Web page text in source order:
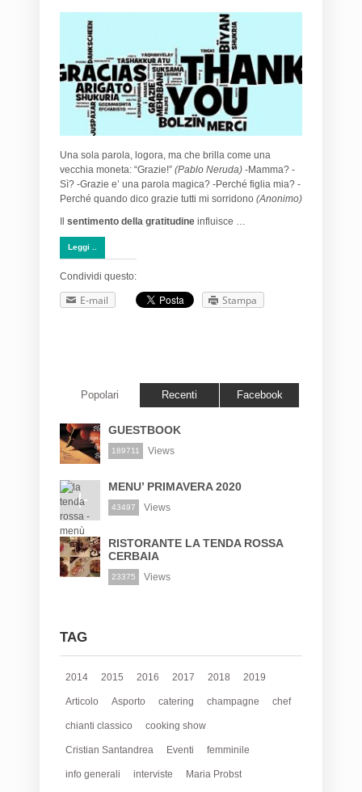
Una sola parola, logora, ma che brilla come una
vecchia moneta: “Grazie!” (Pablo Neruda) -Mamma? -
Sì? -Grazie e’ una parola magica? -Perché figlia mia? -
Perché quando dico grazie tutti mi sorridono (Anonimo)
Il sentimento della gratitudine influisce …
Leggi ..
Condividi questo:
E-mail Stampa
Popolari Recenti Facebook
GUESTBOOK
189711 Views
MENU’ PRIMAVERA 2020
43497 Views
RISTORANTE LA TENDA ROSSA
CERBAIA
23375 Views
TAG
2014 2015 2016 2017 2018 2019
Articolo Asporto catering champagne chef
chianti classico cooking show
Cristian Santandrea Eventi femminile
info generali interviste Maria Probst